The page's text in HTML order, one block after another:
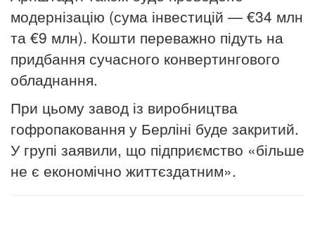
модернізацію (сума інвестицій — €34 млн
та €9 млн). Кошти переважно підуть на
придбання сучасного конвертингового
обладнання.
При цьому завод із виробництва
гофропаковання у Берліні буде закритий.
У групі заявили, що підприємство «більше
не є економічно життєздатним».